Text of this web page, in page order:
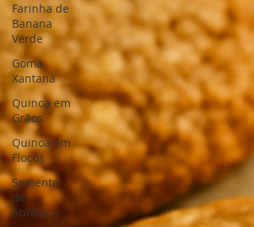
Farinha de
Banana
Verde
Goma
Xantana
Quinoa em
Grãos
Quinoa em
Flocos
Semente
de
Abóbora